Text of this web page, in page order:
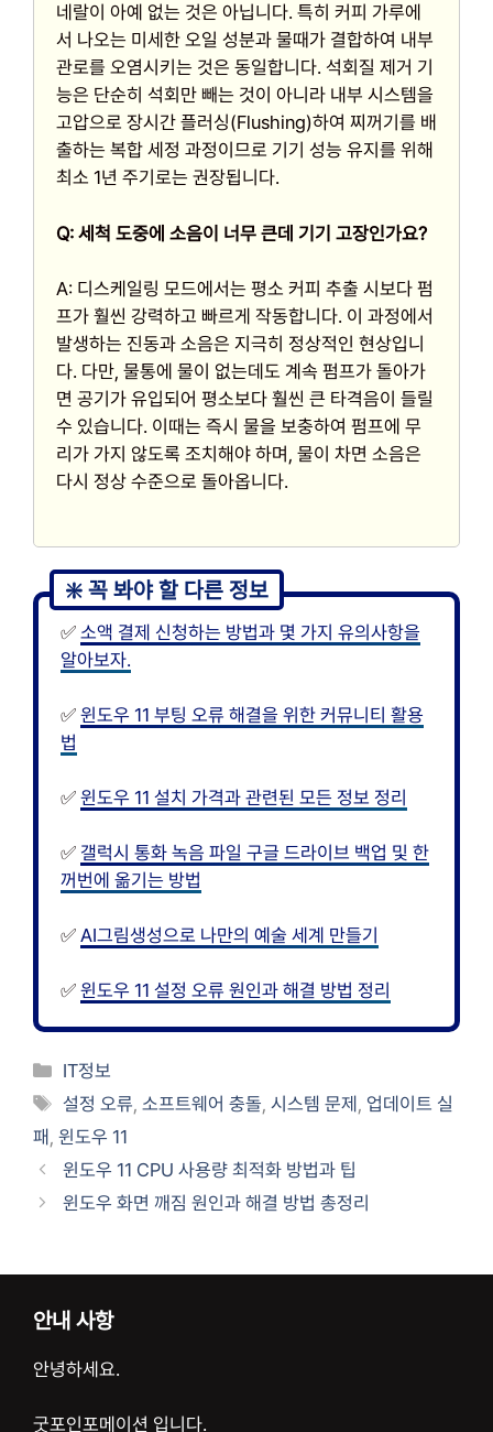
네랄이 아예 없는 것은 아닙니다. 특히 커피 가루에
서 나오는 미세한 오일 성분과 물때가 결합하여 내부
관로를 오염시키는 것은 동일합니다. 석회질 제거 기
능은 단순히 석회만 빼는 것이 아니라 내부 시스템을
고압으로 장시간 플러싱(Flushing)하여 찌꺼기를 배
출하는 복합 세정 과정이므로 기기 성능 유지를 위해
최소 1년 주기로는 권장됩니다.
Q: 세척 도중에 소음이 너무 큰데 기기 고장인가요?
A: 디스케일링 모드에서는 평소 커피 추출 시보다 펌
프가 훨씬 강력하고 빠르게 작동합니다. 이 과정에서
발생하는 진동과 소음은 지극히 정상적인 현상입니
다. 다만, 물통에 물이 없는데도 계속 펌프가 돌아가
면 공기가 유입되어 평소보다 훨씬 큰 타격음이 들릴
수 있습니다. 이때는 즉시 물을 보충하여 펌프에 무
리가 가지 않도록 조치해야 하며, 물이 차면 소음은
다시 정상 수준으로 돌아옵니다.
✅ 소액 결제 신청하는 방법과 몇 가지 유의사항을
알아보자.
✅ 윈도우 11 부팅 오류 해결을 위한 커뮤니티 활용
법
✅ 윈도우 11 설치 가격과 관련된 모든 정보 정리
✅ 갤럭시 통화 녹음 파일 구글 드라이브 백업 및 한
꺼번에 옮기는 방법
✅ AI그림생성으로 나만의 예술 세계 만들기
✅ 윈도우 11 설정 오류 원인과 해결 방법 정리
카
테
리
IT정보
태
그
설정 오류 ,소프트웨어 충돌 ,시스템 문제 ,업데이트 실
패 윈도우 11
윈도우 11 CPU 사용량 최적화 방법과 팁
윈도우 화면 깨짐 원인과 해결 방법 총정리
안내 사항
안녕하세요.
굿포인포메이션 입니다.